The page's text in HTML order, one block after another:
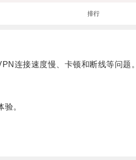
排行
连接速度慢、卡顿和断线等问题。
。